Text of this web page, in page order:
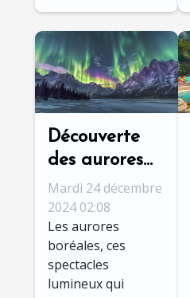
Découverte
des aurores
boréales :
meilleur
moment et
destinations
Mardi 24 décembre
2024 02:08
Les aurores
boréales, ces
spectacles
lumineux qui